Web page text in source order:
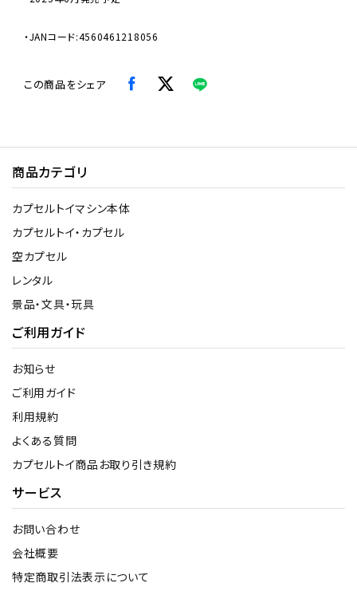
・JANコード:4560461218056
この商品をシェア
商品カテゴリ
カプセルトイマシン本体
カプセルトイ・カプセル
空カプセル
レンタル
景品・文具・玩具
ご利用ガイド
お知らせ
ご利用ガイド
利用規約
よくある質問
カプセルトイ商品お取り引き規約
サービス
お問い合わせ
会社概要
特定商取引法表示について